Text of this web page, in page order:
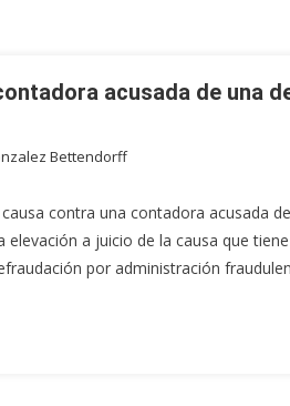
acusada de una
Bettendorff
contra una contadora acusada
elevación a juicio de la causa que
por administración